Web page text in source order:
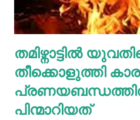
തമിഴ്നാട്ടിൽ
തീക്കൊളുത്തി
പിന്മാറിയത്